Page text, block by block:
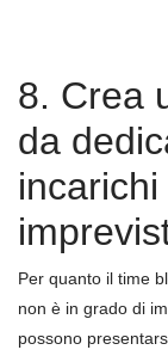
8. Crea
da
Per quanto il time
non è in grado di
possono